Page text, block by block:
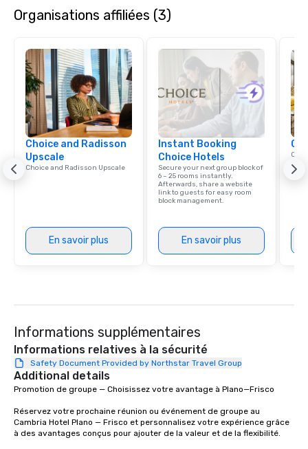
Organisations affiliées (3)
Choice and Radisson
Upscale
Choice and Radisson Upscale
En savoir plus
Instant Booking
Choice Hotels
Secure your next group block of
6 – 25 rooms instantly.
Afterwards, share a website
link to guests for easy room
block management.
En savoir plus
Informations supplémentaires
Informations relatives à la sécurité
Safety Document Provided by Northstar Travel Group
Additional details
Promotion de groupe — Choisissez votre avantage à Plano—Frisco
Réservez votre prochaine réunion ou événement de groupe au
Cambria Hotel Plano — Frisco et personnalisez votre expérience grâce
à des avantages conçus pour ajouter de la valeur et de la flexibilité.